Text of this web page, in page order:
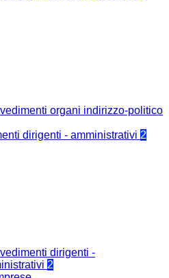
organi indirizzo-politico
dirigenti - amministrativi 2
dirigenti -
2